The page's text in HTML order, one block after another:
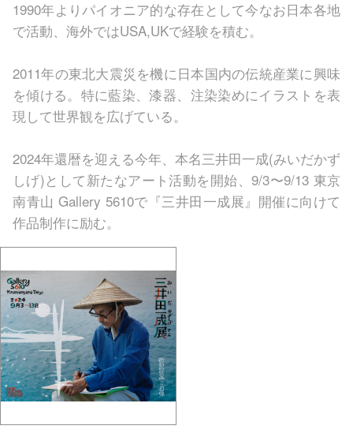
1990年よりパイオニア的な存在として今なお日本各地
で活動、海外ではUSA,UKで経験を積む。
2011年の東北大震災を機に日本国内の伝統産業に興味
を傾ける。特に藍染、漆器、注染染めにイラストを表
現して世界観を広げている。
2024年還暦を迎える今年、本名三井田一成(みいだかず
しげ)として新たなアート活動を開始、9/3〜9/13 東京
南青山 Gallery 5610で『三井田一成展』開催に向けて
作品制作に励む。